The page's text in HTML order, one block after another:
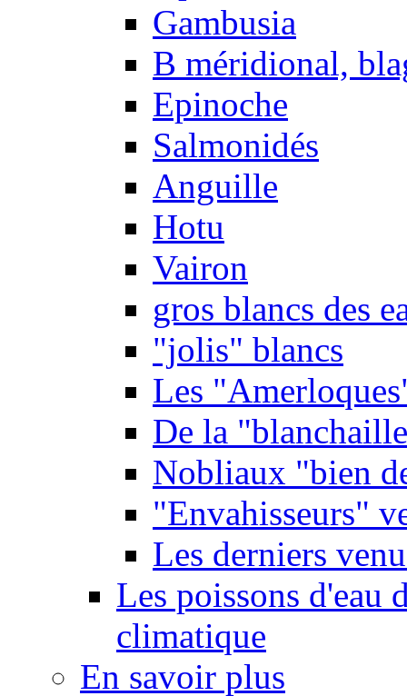
Gambusia
B méridional,
Epinoche
Salmonidés
Anguille
Hotu
Vairon
gros blancs des
"jolis" blancs
Les
De la
Nobliaux "bien
"Envahisseurs"
Les derniers
Les poissons d'eau
climatique
En savoir plus